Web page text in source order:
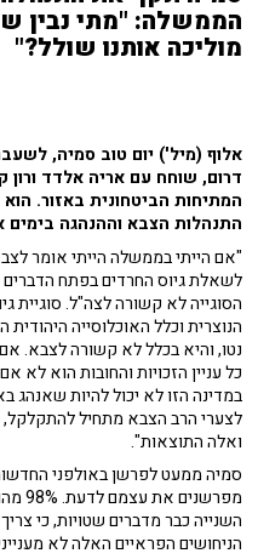
הממשלה: "מתי נבין
מוליכה אותנו שולל?"
אלוף (מיל') יום טוב סמיה,
דרום, שוחח עם אריה אלדד ורון
המתיחות הביטחונית באזור.
התנהלות הצבא וההנהגה בימים
"אם הייתי בממשלה הייתי אומר
לשאלת גיוס החרדים בפתח הדברים
הסוגייה לא קשורה לצה"ל. סוגיית
הנוצרית וכלל האוכלוסייה
נטו, והיא בכלל לא קשורה לצבא.
כל עניין הזכויות והחובות הוא
במדינה הזו לא יכול להיות שאנהג
לצערי הרב הצבא מתחיל להתקלקל,
ואלה התוצאות".
סמיה ממעט לפרשן באולפני
השנייה כבר מדברים שטויות, כי
הניחושים הפראיים האלה לא